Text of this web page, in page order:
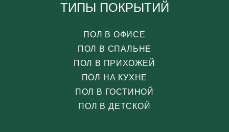
ТИПЫ ПОКРЫТИЙ
ПОЛ В ОФИСЕ
ПОЛ В СПАЛЬНЕ
ПОЛ В ПРИХОЖЕЙ
ПОЛ НА КУХНЕ
ПОЛ В ГОСТИНОЙ
ПОЛ В ДЕТСКОЙ